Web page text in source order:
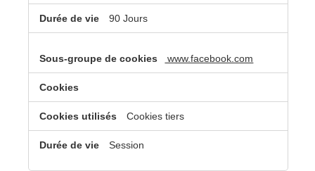
90 Jours
www.facebook.com
Cookies tiers
Session